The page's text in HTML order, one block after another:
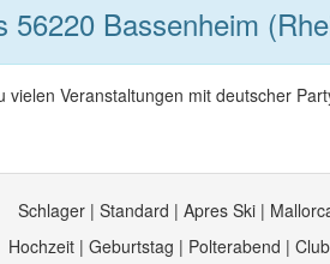
56220 Bassenheim
vielen Veranstaltungen mit deutscher
Schlager | Standard | Apres Ski |
Hochzeit | Geburtstag | Polterabend |